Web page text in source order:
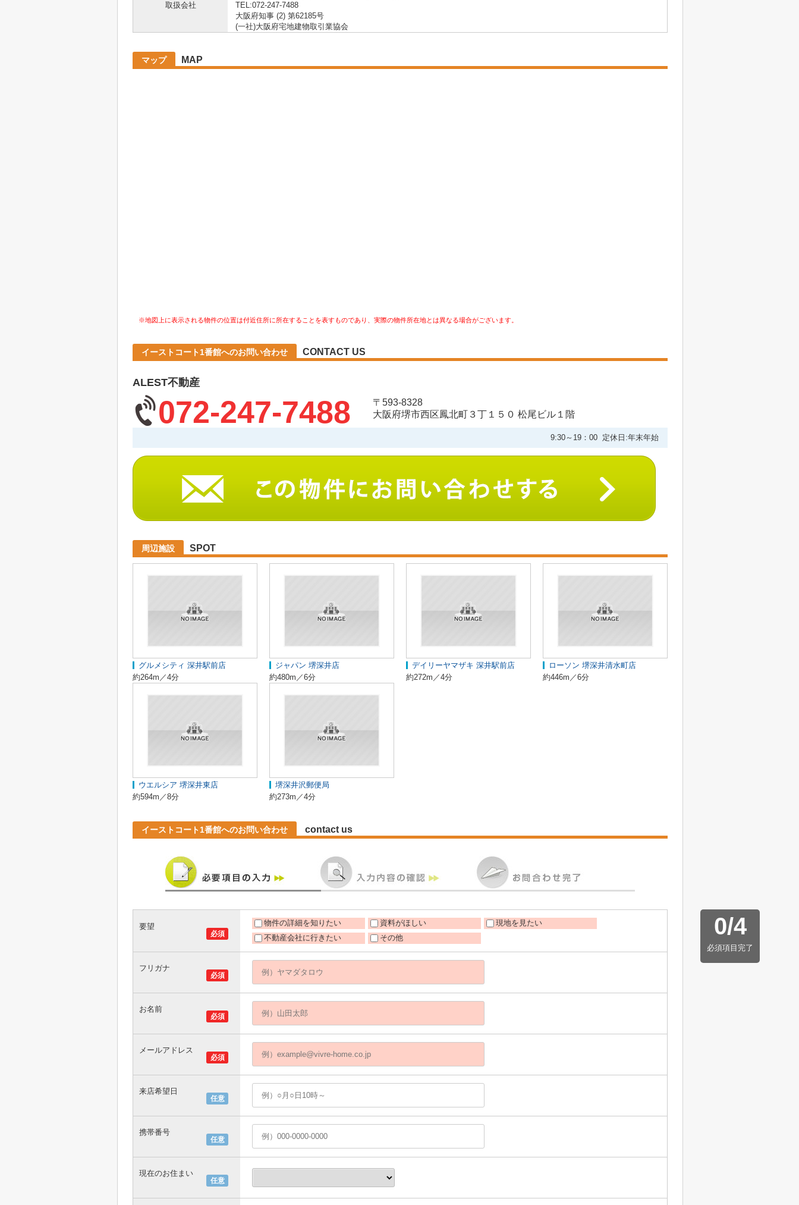
取扱会社
TEL:072-247-7488
大阪府知事 (2) 第62185号
(一社)大阪府宅地建物取引業協会
マップ MAP
※地図上に表示される物件の位置は付近住所に所在することを表すものであり、実際の物件所在地とは異なる場合がございます。
イーストコート1番館へのお問い合わせ CONTACT US
ALEST不動産
072-247-7488
〒593-8328
大阪府堺市西区鳳北町３丁１５０ 松尾ビル１階
9:30～19：00 定休日:年末年始
周辺施設 SPOT
グルメシティ 深井駅前店
約264m／4分
ジャパン 堺深井店
約480m／6分
デイリーヤマザキ 深井駅前店
約272m／4分
ローソン 堺深井清水町店
約446m／6分
ウエルシア 堺深井東店
約594m／8分
堺深井沢郵便局
約273m／4分
イーストコート1番館へのお問い合わせ contact us
0/4
必須項目完了
必須
要望 物件の詳細を知りたい 資料がほしい
現地を見たい
不動産会社に行きたい
その他
必須
フリガナ
必須
お名前
必須
メールアドレス
任意
来店希望日
任意
携帯番号
任意
現在のお住まい